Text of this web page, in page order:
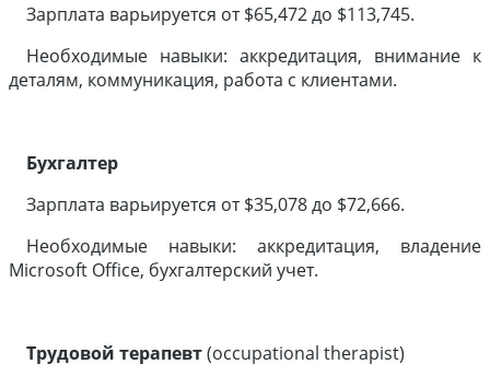
Зарплата варьируется от $65,472 до $113,745.
Необходимые навыки: аккредитация, внимание к
деталям, коммуникация, работа с клиентами.
Бухгалтер
Зарплата варьируется от $35,078 до $72,666.
Необходимые навыки: аккредитация, владение
Microsoft Office, бухгалтерский учет.
Трудовой терапевт(occupational therapist)